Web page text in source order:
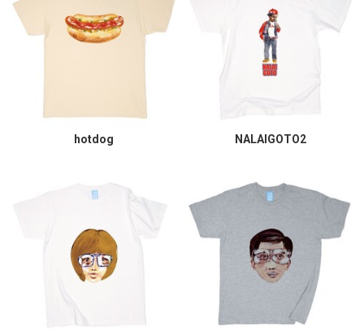
hotdog NALAIGOTO2